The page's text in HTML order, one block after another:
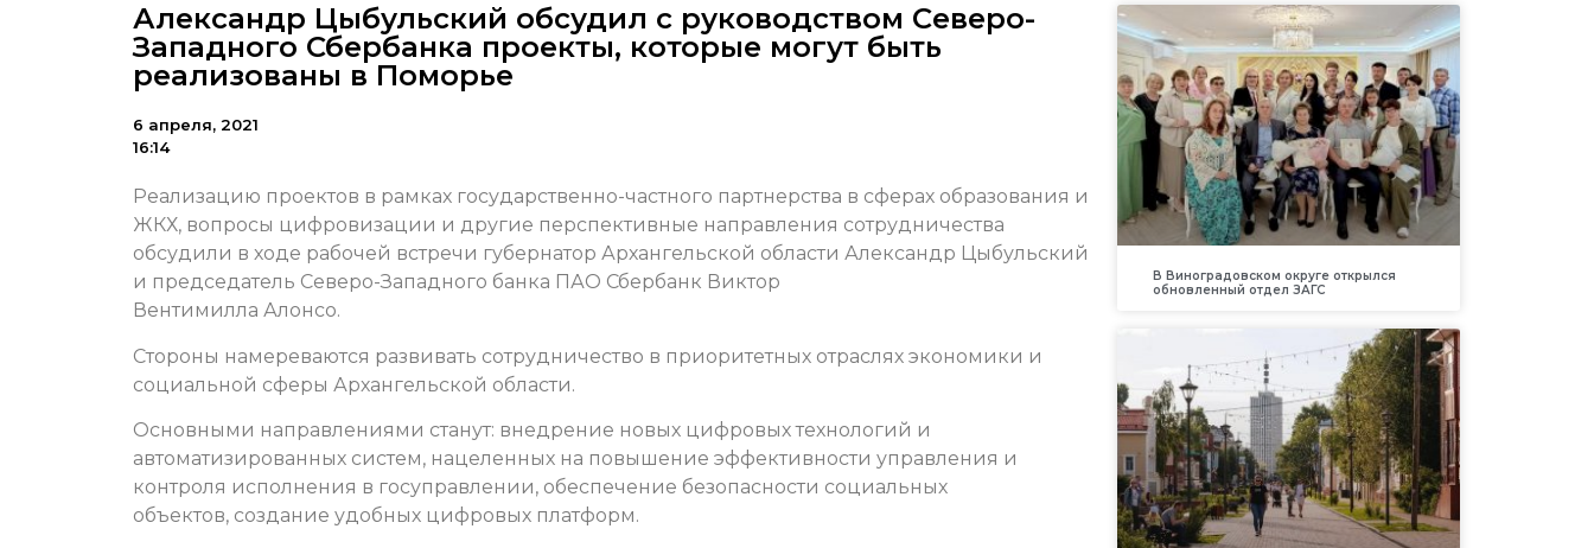
Александр Цыбульский обсудил с руководством Северо-
Западного Сбербанка проекты, которые могут быть
реализованы в Поморье
6 апреля, 2021
16:14
Реализацию проектов в рамках государственно-частного партнерства в сферах образования и
ЖКХ, вопросы цифровизации и другие перспективные направления сотрудничества
обсудили в ходе рабочей встречи губернатор Архангельской области Александр Цыбульский
и председатель Северо-Западного банка ПАО Сбербанк Виктор
Вентимилла Алонсо.
Стороны намереваются развивать сотрудничество в приоритетных отраслях экономики и
социальной сферы Архангельской области.
Основными направлениями станут: внедрение новых цифровых технологий и
автоматизированных систем, нацеленных на повышение эффективности управления и
контроля исполнения в госуправлении, обеспечение безопасности социальных
объектов, создание удобных цифровых платформ.
В Виноградовском округе открылся
обновленный отдел ЗАГС